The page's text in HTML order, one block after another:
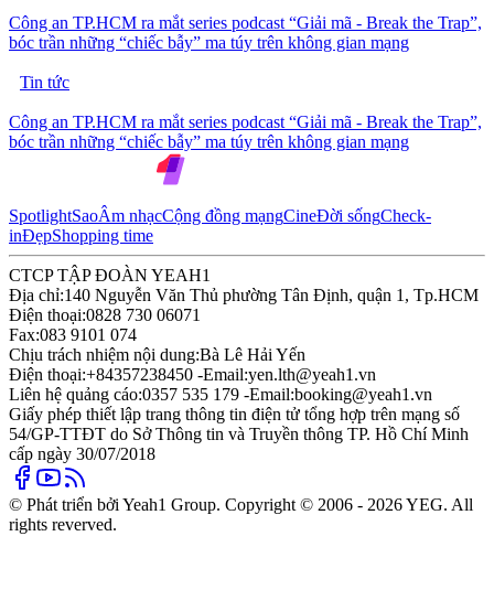
Công an TP.HCM ra mắt series podcast “Giải mã - Break the Trap”,
bóc trần những “chiếc bẫy” ma túy trên không gian mạng
Tin tức
Công an TP.HCM ra mắt series podcast “Giải mã - Break the Trap”,
bóc trần những “chiếc bẫy” ma túy trên không gian mạng
SpotlightSaoÂm nhạcCộng đồng mạngCineĐời sốngCheck-
inĐẹpShopping time
CTCP TẬP ĐOÀN YEAH1
Địa chỉ:140 Nguyễn Văn Thủ phường Tân Định, quận 1, Tp.HCM
Điện thoại:0828 730 06071
Fax:083 9101 074
Chịu trách nhiệm nội dung:Bà Lê Hải Yến
Điện thoại:+84357238450 -Email:yen.lth@yeah1.vn
Liên hệ quảng cáo:0357 535 179 -Email:booking@yeah1.vn
Giấy phép thiết lập trang thông tin điện tử tổng hợp trên mạng số
54/GP-TTĐT do Sở Thông tin và Truyền thông TP. Hồ Chí Minh
cấp ngày 30/07/2018
© Phát triển bởi Yeah1 Group. Copyright © 2006 - 2026 YEG. All
rights reverved.